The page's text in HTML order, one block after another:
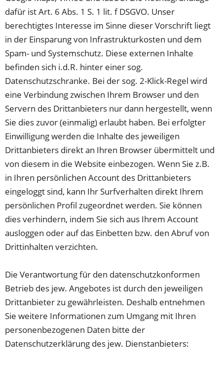
dafür ist Art. 6 Abs. 1 S. 1 lit. f DSGVO. Unser
berechtigtes Interesse im Sinne dieser Vorschrift liegt
in der Einsparung von Infrastrukturkosten und dem
Spam- und Systemschutz. Diese externen Inhalte
befinden sich i.d.R. hinter einer sog.
Datenschutzschranke. Bei der sog. 2-Klick-Regel wird
eine Verbindung zwischen Ihrem Browser und den
Servern des Drittanbieters nur dann hergestellt, wenn
Sie dies zuvor (einmalig) erlaubt haben. Bei erfolgter
Einwilligung werden die Inhalte des jeweiligen
Drittanbieters direkt an Ihren Browser übermittelt und
von diesem in die Website einbezogen. Wenn Sie z.B.
in Ihren persönlichen Account des Drittanbieters
eingeloggt sind, kann Ihr Surfverhalten direkt Ihrem
persönlichen Profil zugeordnet werden. Sie können
dies verhindern, indem Sie sich aus Ihrem Account
ausloggen oder auf das Einbetten bzw. den Abruf von
Drittinhalten verzichten.
Die Verantwortung für den datenschutzkonformen
Betrieb des jew. Angebotes ist durch den jeweiligen
Drittanbieter zu gewährleisten. Deshalb entnehmen
Sie weitere Informationen zum Umgang mit Ihren
personenbezogenen Daten bitte der
Datenschutzerklärung des jew. Dienstanbieters: